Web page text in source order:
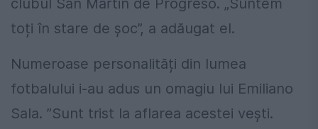
clubul San Martin de Progreso. „Suntem
toți în stare de șoc”, a adăugat el.
Numeroase personalități din lumea
fotbalului i-au adus un omagiu lui Emiliano
Sala. ”Sunt trist la aflarea acestei vești.